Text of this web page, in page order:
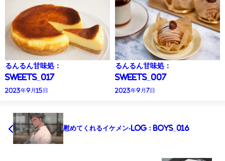
るんるん甘味処：
Sweets_017
2023年9月15日
るんるん甘味処：
Sweets_007
2023年9月7日
慰めてくれるイケメン-Log：Boys_016